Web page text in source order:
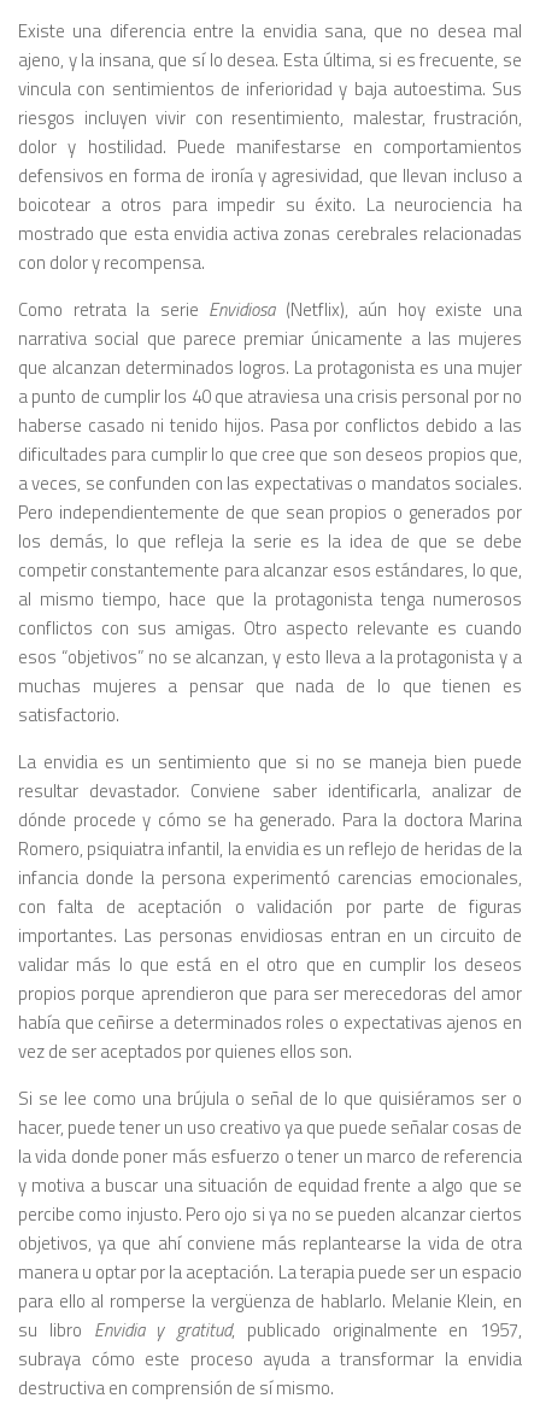
Existe una diferencia entre la envidia sana, que no desea mal
ajeno, y la insana, que sí lo desea. Esta última, si es frecuente, se
vincula con sentimientos de inferioridad y baja autoestima. Sus
riesgos incluyen vivir con resentimiento, malestar, frustración,
dolor y hostilidad. Puede manifestarse en comportamientos
defensivos en forma de ironía y agresividad, que llevan incluso a
boicotear a otros para impedir su éxito. La neurociencia ha
mostrado que esta envidia activa zonas cerebrales relacionadas
con dolor y recompensa.
Como retrata la serie Envidiosa (Netflix), aún hoy existe una
narrativa social que parece premiar únicamente a las mujeres
que alcanzan determinados logros. La protagonista es una mujer
a punto de cumplir los 40 que atraviesa una crisis personal por no
haberse casado ni tenido hijos. Pasa por conflictos debido a las
dificultades para cumplir lo que cree que son deseos propios que,
a veces, se confunden con las expectativas o mandatos sociales.
Pero independientemente de que sean propios o generados por
los demás, lo que refleja la serie es la idea de que se debe
competir constantemente para alcanzar esos estándares, lo que,
al mismo tiempo, hace que la protagonista tenga numerosos
conflictos con sus amigas. Otro aspecto relevante es cuando
esos “objetivos” no se alcanzan, y esto lleva a la protagonista y a
muchas mujeres a pensar que nada de lo que tienen es
satisfactorio.
La envidia es un sentimiento que si no se maneja bien puede
resultar devastador. Conviene saber identificarla, analizar de
dónde procede y cómo se ha generado. Para la doctora Marina
Romero, psiquiatra infantil, la envidia es un reflejo de heridas de la
infancia donde la persona experimentó carencias emocionales,
con falta de aceptación o validación por parte de figuras
importantes. Las personas envidiosas entran en un circuito de
validar más lo que está en el otro que en cumplir los deseos
propios porque aprendieron que para ser merecedoras del amor
había que ceñirse a determinados roles o expectativas ajenos en
vez de ser aceptados por quienes ellos son.
Si se lee como una brújula o señal de lo que quisiéramos ser o
hacer, puede tener un uso creativo ya que puede señalar cosas de
la vida donde poner más esfuerzo o tener un marco de referencia
y motiva a buscar una situación de equidad frente a algo que se
percibe como injusto. Pero ojo si ya no se pueden alcanzar ciertos
objetivos, ya que ahí conviene más replantearse la vida de otra
manera u optar por la aceptación. La terapia puede ser un espacio
para ello al romperse la vergüenza de hablarlo. Melanie Klein, en
su libro Envidia y gratitud, publicado originalmente en 1957,
subraya cómo este proceso ayuda a transformar la envidia
destructiva en comprensión de sí mismo.